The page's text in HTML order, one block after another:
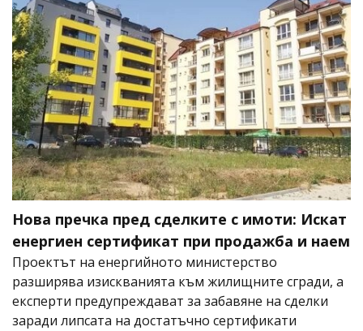
Нова пречка пред сделките с имоти: Искат
енергиен сертификат при продажба и наем
Проектът на енергийното министерство
разширява изискванията към жилищните сгради, а
експерти предупреждават за забавяне на сделки
заради липсата на достатъчно сертификати